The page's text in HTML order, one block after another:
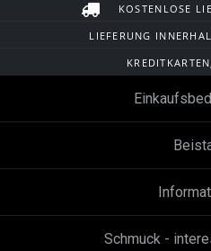
KOSTENLOSE
LIEFERUNG
Schmuck -